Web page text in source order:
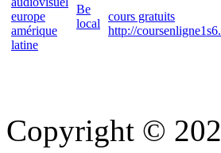
europe
amérique
latine
Be
local
cours gratuits
http://
Copyright ©